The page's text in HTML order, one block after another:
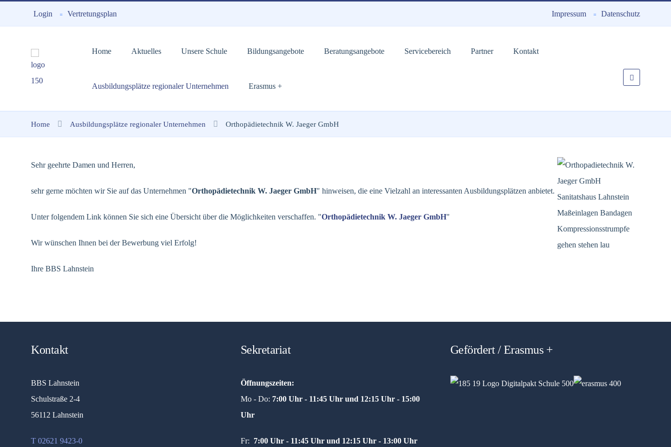
Login Vertretungsplan Impressum Datenschutz
Home Aktuelles Unsere Schule Bildungsangebote Beratungsangebote Servicebereich Partner Kontakt
Ausbildungsplätze regionaler Unternehmen Erasmus +
Home Ausbildungsplätze regionaler Unternehmen Orthopädietechnik W. Jaeger GmbH
Sehr geehrte Damen und Herren,
sehr gerne möchten wir Sie auf das Unternehmen "Orthopädietechnik W. Jaeger GmbH" hinweisen, die eine Vielzahl an interessanten Ausbildungsplätzen anbietet.
Unter folgendem Link können Sie sich eine Übersicht über die Möglichkeiten verschaffen. "Orthopädietechnik W. Jaeger GmbH"
Wir wünschen Ihnen bei der Bewerbung viel Erfolg!
Ihre BBS Lahnstein
Kontakt
BBS Lahnstein
Schulstraße 2-4
56112 Lahnstein
T 02621 9423-0
Sekretariat
Öffnungszeiten:
Mo - Do: 7:00 Uhr - 11:45 Uhr und 12:15 Uhr - 15:00
Uhr
Fr: 7:00 Uhr - 11:45 Uhr und 12:15 Uhr - 13:00 Uhr
Gefördert / Erasmus +